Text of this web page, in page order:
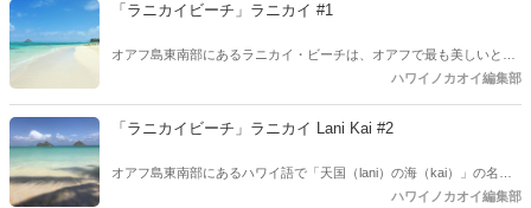
「ラニカイビーチ」ラニカイ #1
オアフ島東南部にあるラニカイ・ビーチは、オアフで最も美しいとい
われる隠れ家的ビーチ。閑静な高級住宅地を抜けたところに広がるの
（lani）の海（kai）」の名前を持つように、絵画のような美しい景色
ハワイノカオイ編集部
「ラニカイビーチ」ラニカイ Lani Kai #2
オアフ島東南部にあるハワイ語で「天国（lani）の海（kai）」の名前
を持つラニカイ・ビーチ。2度目のご紹介です。今回はラニカイビー
ハワイノカオイ編集部